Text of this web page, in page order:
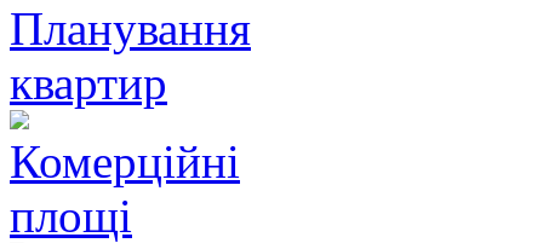
Планування
квартир
Комерційні
площі